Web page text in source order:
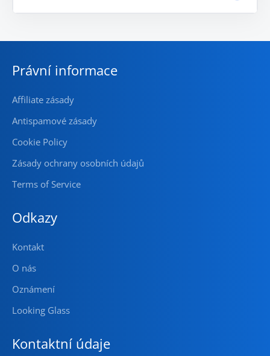
Právní informace
Affiliate zásady
Antispamové zásady
Cookie Policy
Zásady ochrany osobních údajů
Terms of Service
Odkazy
Kontakt
O nás
Oznámení
Looking Glass
Kontaktní údaje